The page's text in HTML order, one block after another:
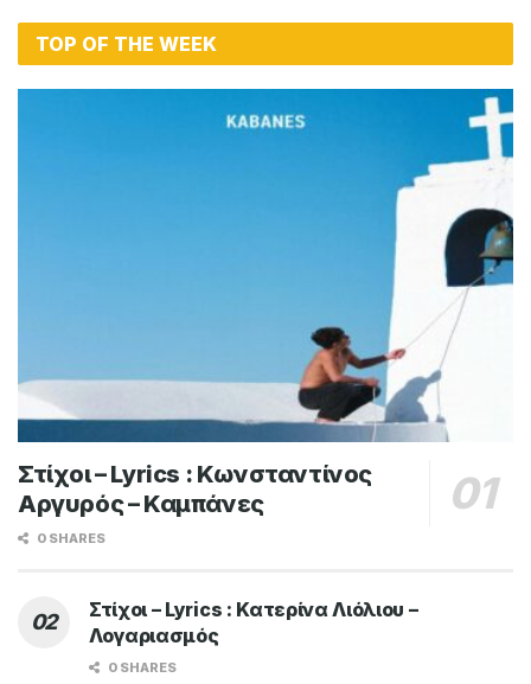
TOP OF THE WEEK
Στίχοι – Lyrics : Κωνσταντίνος
Αργυρός – Καμπάνες
0 SHARES
Στίχοι – Lyrics : Κατερίνα Λιόλιου –
Λογαριασμός
0 SHARES